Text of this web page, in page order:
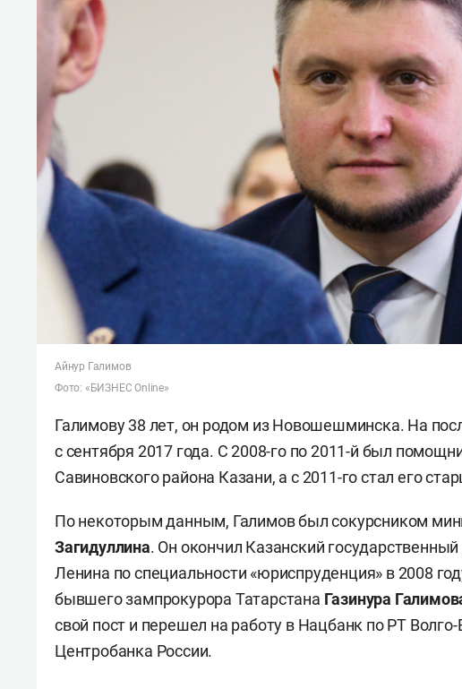
Айнур Галимов
Фото: «БИЗНЕС Online»
Галимову 38 лет, он родом из Новошешминска. На
с сентября 2017 года. С 2008-го по 2011-й был
Савиновского района Казани, а с 2011-го стал его
По некоторым данным, Галимов был сокурсником
Загидуллина. Он окончил Казанский
Ленина по специальности «юриспруденция» в 2008
бывшего зампрокурора Татарстана Газинура
свой пост и перешел на работу в Нацбанк по РТ Волго-
Центробанка России.